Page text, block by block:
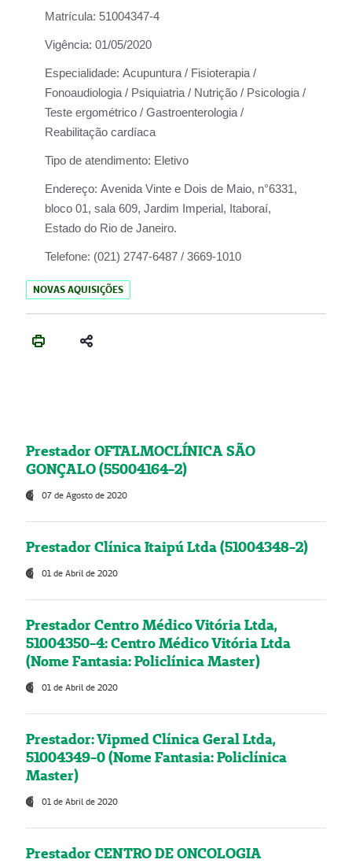
Matrícula: 51004347-4
Vigência: 01/05/2020
Especialidade: Acupuntura / Fisioterapia /
Fonoaudiologia / Psiquiatria / Nutrição / Psicologia /
Teste ergométrico / Gastroenterologia /
Reabilitação cardíaca
Tipo de atendimento: Eletivo
Endereço: Avenida Vinte e Dois de Maio, n°6331,
bloco 01, sala 609, Jardim Imperial, Itaboraí,
Estado do Rio de Janeiro.
Telefone: (021) 2747-6487 / 3669-1010
NOVAS AQUISIÇÕES
Prestador OFTALMOCLÍNICA SÃO
GONÇALO (55004164-2)
07 de Agosto de 2020
Prestador Clínica Itaipú Ltda (51004348-2)
01 de Abril de 2020
Prestador Centro Médico Vitória Ltda,
51004350-4: Centro Médico Vitória Ltda
(Nome Fantasia: Policlínica Master)
01 de Abril de 2020
Prestador: Vipmed Clínica Geral Ltda,
51004349-0 (Nome Fantasia: Policlínica
Master)
01 de Abril de 2020
Prestador CENTRO DE ONCOLOGIA